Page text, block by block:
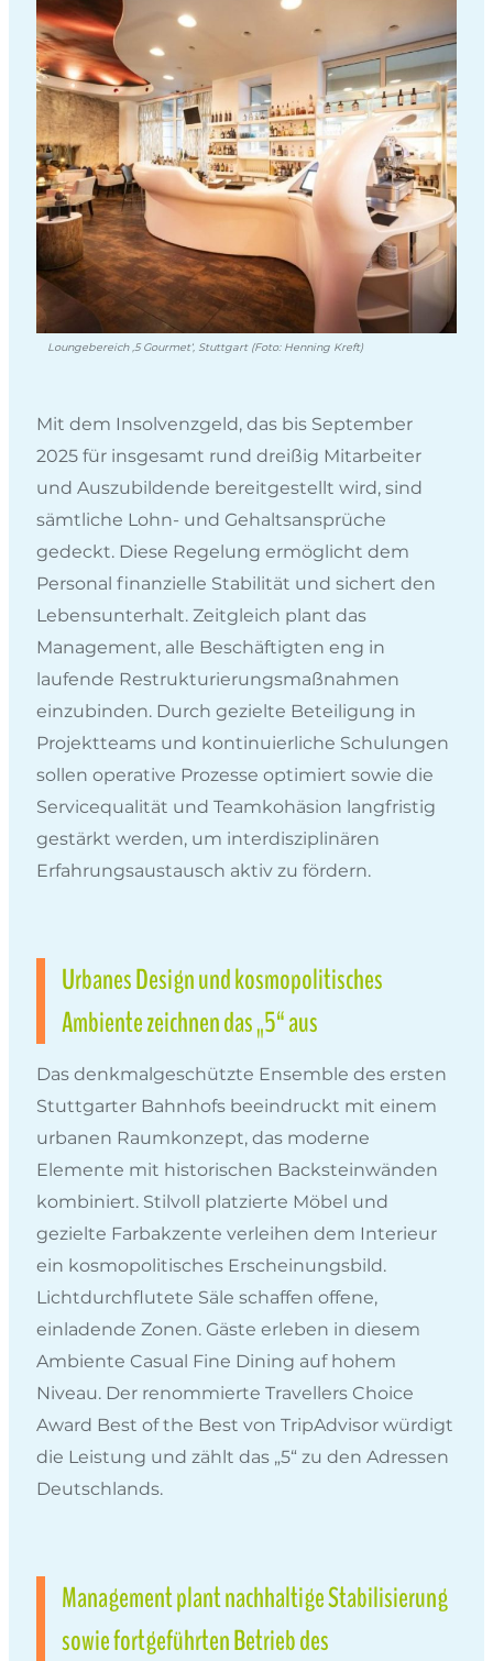
Loungebereich ‚5 Gourmet‘, Stuttgart (Foto: Henning Kreft)
Mit dem Insolvenzgeld, das bis September
2025 für insgesamt rund dreißig Mitarbeiter
und Auszubildende bereitgestellt wird, sind
sämtliche Lohn- und Gehaltsansprüche
gedeckt. Diese Regelung ermöglicht dem
Personal finanzielle Stabilität und sichert den
Lebensunterhalt. Zeitgleich plant das
Management, alle Beschäftigten eng in
laufende Restrukturierungsmaßnahmen
einzubinden. Durch gezielte Beteiligung in
Projektteams und kontinuierliche Schulungen
sollen operative Prozesse optimiert sowie die
Servicequalität und Teamkohäsion langfristig
gestärkt werden, um interdisziplinären
Erfahrungsaustausch aktiv zu fördern.
Urbanes Design und kosmopolitisches
Ambiente zeichnen das „5“ aus
Das denkmalgeschützte Ensemble des ersten
Stuttgarter Bahnhofs beeindruckt mit einem
urbanen Raumkonzept, das moderne
Elemente mit historischen Backsteinwänden
kombiniert. Stilvoll platzierte Möbel und
gezielte Farbakzente verleihen dem Interieur
ein kosmopolitisches Erscheinungsbild.
Lichtdurchflutete Säle schaffen offene,
einladende Zonen. Gäste erleben in diesem
Ambiente Casual Fine Dining auf hohem
Niveau. Der renommierte Travellers Choice
Award Best of the Best von TripAdvisor würdigt
die Leistung und zählt das „5“ zu den Adressen
Deutschlands.
Management plant nachhaltige Stabilisierung
sowie fortgeführten Betrieb des